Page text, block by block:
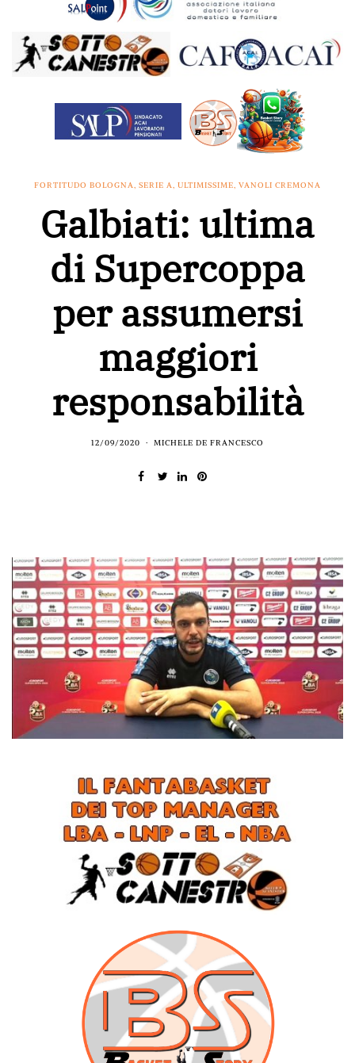
FORTITUDO BOLOGNA, SERIE A, ULTIMISSIME, VANOLI CREMONA
Galbiati: ultima
di Supercoppa
per assumersi
maggiori
responsabilità
12/09/2020 MICHELE DE FRANCESCO